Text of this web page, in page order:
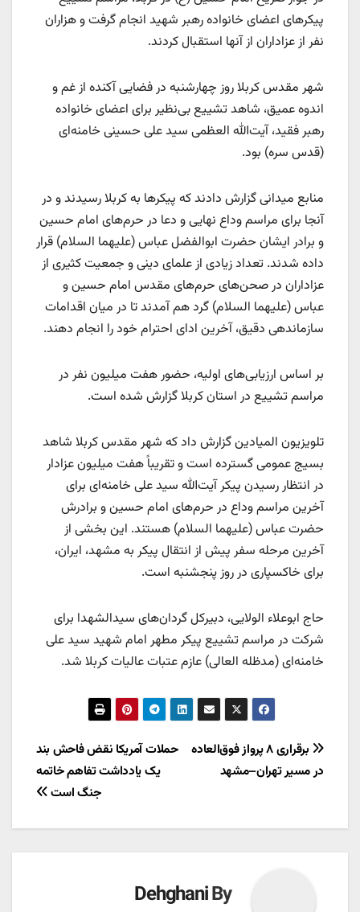
پیکرهای اعضای خانواده رهبر شهید انجام گرفت و هزاران
نفر از عزاداران از آنها استقبال کردند.
شهر مقدس کربلا روز چهارشنبه در فضایی آکنده از غم و
اندوه عمیق، شاهد تشییع بی‌نظیر برای اعضای خانواده
رهبر فقید، آیت‌الله العظمی سید علی حسینی خامنه‌ای
(قدس سره) بود.
منابع میدانی گزارش دادند که پیکرها به کربلا رسیدند و در
آنجا برای مراسم وداع نهایی و دعا در حرم‌های امام حسین
و برادر ایشان حضرت ابوالفضل عباس (علیهما السلام) قرار
داده شدند. تعداد زیادی از علمای دینی و جمعیت کثیری از
عزاداران در صحن‌های حرم‌های مقدس امام حسین و
عباس (علیهما السلام) گرد هم آمدند تا در میان اقدامات
سازماندهی دقیق، آخرین ادای احترام خود را انجام دهند.
بر اساس ارزیابی‌های اولیه، حضور هفت میلیون نفر در
مراسم تشییع در استان کربلا گزارش شده است.
تلویزیون المیادین گزارش داد که شهر مقدس کربلا شاهد
بسیج عمومی گسترده است و تقریباً هفت میلیون عزادار
در انتظار رسیدن پیکر آیت‌الله سید علی خامنه‌ای برای
آخرین مراسم وداع در حرم‌های امام حسین و برادرش
حضرت عباس (علیهما السلام) هستند. این بخشی از
آخرین مرحله سفر پیش از انتقال پیکر به مشهد، ایران،
برای خاکسپاری در روز پنجشنبه است.
حاج ابوعلاء الولایی، دبیرکل گردان‌های سیدالشهدا برای
شرکت در مراسم تشییع پیکر مطهر امام شهید سید علی
خامنه‌ای (مدظله العالی) عازم عتبات عالیات کربلا شد.
راهبری
نوشته
حملات آمریکا نقض فاحش بند
یک یادداشت تفاهم خاتمه
جنگ است
برقراری ۸ پرواز فوق‌العاده
در مسیر تهران–مشهد
By
Dehghani